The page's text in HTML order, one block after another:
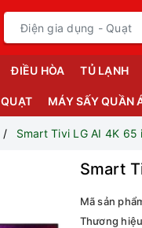
ĐIỀU HÒA TỦ LẠNH
QUẠT MÁY SẤY QUẦN
Smart Tivi LG AI 4K
Smart
Mã sản
Thương